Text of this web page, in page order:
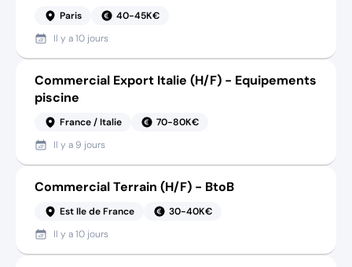
Paris
40-45K€
Il y a10 jours
Commercial Export Italie (H/F) - Equipements
piscine
France / Italie
70-80K€
Il y a 9 jours
Commercial Terrain (H/F) - BtoB
Est Ile de France
30-40K€
Il y a10 jours